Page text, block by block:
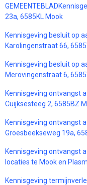
23a, 6585KL Mook
Kennisgeving besluit op
Karolingenstraat 66,
Kennisgeving besluit op
Merovingenstraat 6,
Kennisgeving ontvangst
Cuijksesteeg 2, 6585BZ
Kennisgeving ontvangst
Groesbeekseweg 19a,
Kennisgeving ontvangst
locaties te Mook en
Kennisgeving